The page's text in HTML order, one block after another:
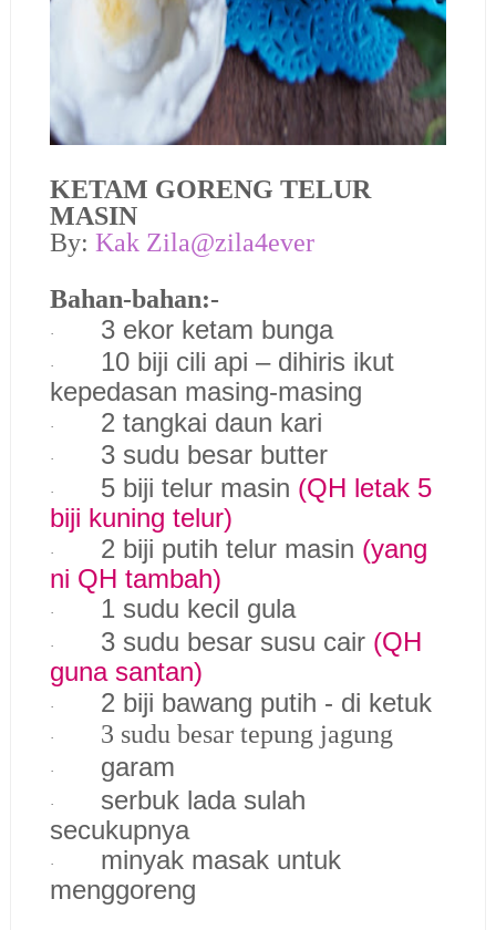
KETAM GORENG TELUR
MASIN
By: Kak Zila@zila4ever
Bahan-bahan:-
· 3 ekor ketam bunga
·
10 biji cili api – dihiris ikut
kepedasan masing-masing
· 2 tangkai daun kari
· 3 sudu besar butter
· 5 biji telur masin (QH letak 5
biji kuning telur)
· 2 biji putih telur masin (yang
ni QH tambah)
· 1 sudu kecil gula
· 3 sudu besar susu cair (QH
guna santan)
· 2 biji bawang putih - di ketuk
· 3 sudu besar tepung jagung
· garam
·
serbuk lada sulah
secukupnya
·
minyak masak untuk
menggoreng